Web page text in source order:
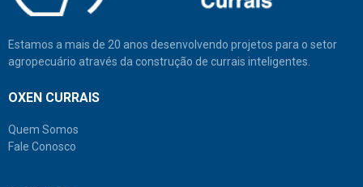
Estamos a mais de 20 anos desenvolvendo projetos para o setor
agropecuário através da construção de currais inteligentes.
OXEN CURRAIS
Quem Somos
Fale Conosco